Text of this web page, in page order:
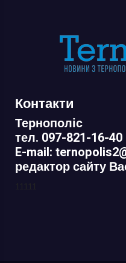
Контакти
Тернополіс
тел. 097-821-16-40
E-mail:
редактор сайту